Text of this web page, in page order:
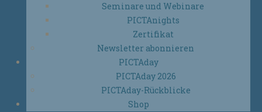
Seminare und Webinare
PICTAnights
Zertifikat
Newsletter abonnieren
PICTAday
PICTAday 2026
PICTAday-Rückblicke
Shop